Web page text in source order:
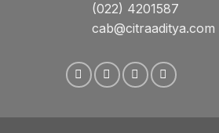
(022) 4201587
cab@citraaditya.com